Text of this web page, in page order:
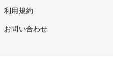
利用規約
お問い合わせ